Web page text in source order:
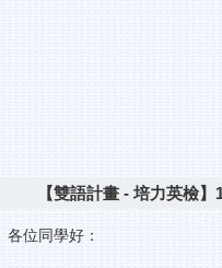
【雙語計畫 - 培力英檢
各位同學好：